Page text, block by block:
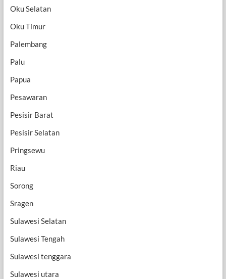
Oku Selatan
Oku Timur
Palembang
Palu
Papua
Pesawaran
Pesisir Barat
Pesisir Selatan
Pringsewu
Riau
Sorong
Sragen
Sulawesi Selatan
Sulawesi Tengah
Sulawesi tenggara
Sulawesi utara